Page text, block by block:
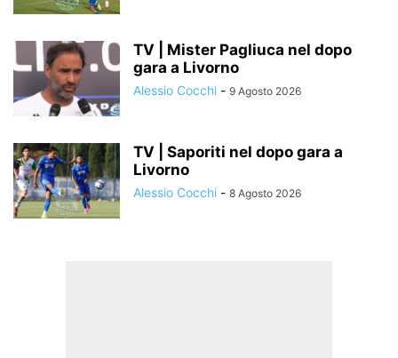
TV | Mister Pagliuca nel dopo
gara a Livorno
Alessio Cocchi - 9 Agosto 2026
TV | Saporiti nel dopo gara a
Livorno
Alessio Cocchi - 8 Agosto 2026